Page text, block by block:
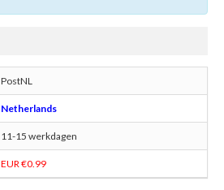
PostNL
Netherlands
11-15 werkdagen
EUR €0.99